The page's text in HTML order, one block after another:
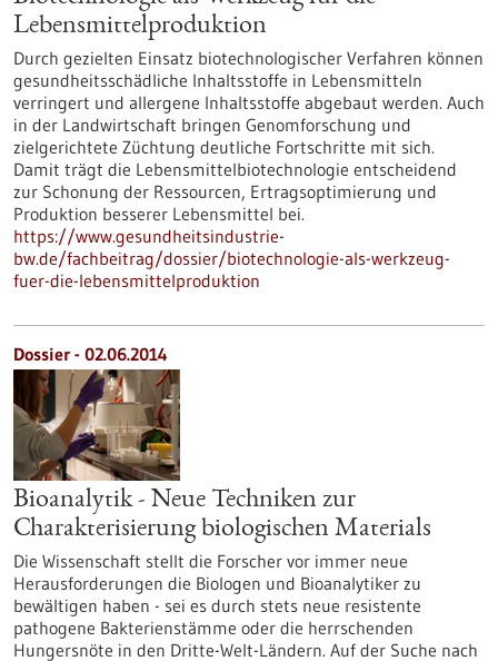
Lebensmittelproduktion
Durch gezielten Einsatz biotechnologischer Verfahren können
gesundheitsschädliche Inhaltsstoffe in Lebensmitteln
verringert und allergene Inhaltsstoffe abgebaut werden. Auch
in der Landwirtschaft bringen Genomforschung und
zielgerichtete Züchtung deutliche Fortschritte mit sich.
Damit trägt die Lebensmittelbiotechnologie entscheidend
zur Schonung der Ressourcen, Ertragsoptimierung und
Produktion besserer Lebensmittel bei.
https://www.gesundheitsindustrie-
bw.de/fachbeitrag/dossier/biotechnologie-als-werkzeug-
fuer-die-lebensmittelproduktion
Dossier - 02.06.2014
Bioanalytik - Neue Techniken zur
Charakterisierung biologischen Materials
Die Wissenschaft stellt die Forscher vor immer neue
Herausforderungen die Biologen und Bioanalytiker zu
bewältigen haben - sei es durch stets neue resistente
pathogene Bakterienstämme oder die herrschenden
Hungersnöte in den Dritte-Welt-Ländern. Auf der Suche nach